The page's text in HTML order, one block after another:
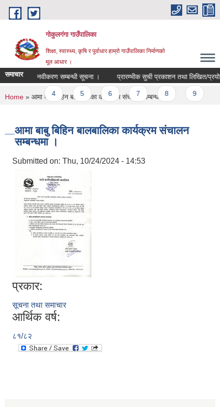
Skip to main content
गोकुलगंगा गाउँपालिका
शिक्षा, स्वास्थ्य, कृषि र पूर्वाधार हाम्रो गाउँपालिका निर्माणको
मूल आधार ।
समाचार
परिचयपत्र नवीकरण सम्बन्धी सूचना । प्रारम्भीक सुची प्रकाशन तथा लिखित/
You are here
Home » आमा बाबु बिहिन बालबालिका कार्यक्रम संचालन सम्बन्धमा ।
आमा बाबु बिहिन बालबालिका कार्यक्रम संचालन
सम्बन्धमा ।
Submitted on: Thu, 10/24/2024 - 14:53
प्रकार:
सूचना तथा समाचार
आर्थिक वर्ष:
८१/८२